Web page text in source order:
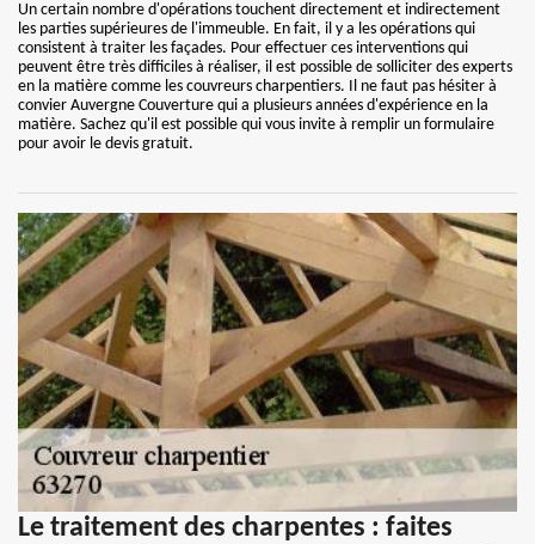
Un certain nombre d'opérations touchent directement et indirectement
les parties supérieures de l'immeuble. En fait, il y a les opérations qui
consistent à traiter les façades. Pour effectuer ces interventions qui
peuvent être très difficiles à réaliser, il est possible de solliciter des experts
en la matière comme les couvreurs charpentiers. Il ne faut pas hésiter à
convier Auvergne Couverture qui a plusieurs années d'expérience en la
matière. Sachez qu'il est possible qui vous invite à remplir un formulaire
pour avoir le devis gratuit.
Le traitement des charpentes : faites